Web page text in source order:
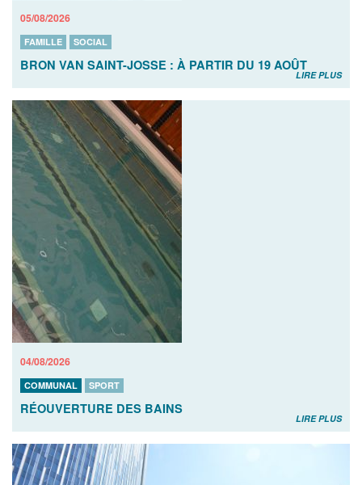
05/08/2026
FAMILLE SOCIAL
BRON VAN SAINT-JOSSE : À PARTIR DU 19 AOÛT
LIRE PLUS
04/08/2026
COMMUNAL SPORT
RÉOUVERTURE DES BAINS
LIRE PLUS